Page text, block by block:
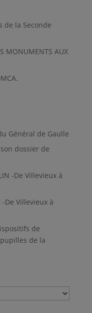
de la Seconde
MONUMENTS AUX
Général de Gaulle
dossier de
-De Villevieux à
-De Villevieux à
de
de la